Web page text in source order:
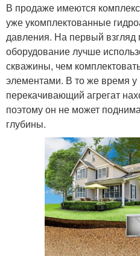
В продаже имеются
уже укомплектованные
давления. На первый взгляд
оборудование лучше
скважины, чем
элементами. В то же время у
перекачивающий агрегат
поэтому он не может
глубины.